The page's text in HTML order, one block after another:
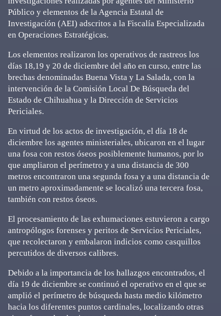
Público y elementos de la Agencia Estatal de
Investigación (AEI) adscritos a la Fiscalía Especializada
en Operaciones Estratégicas.
Los elementos realizaron los operativos de rastreos los
días 18,19 y 20 de diciembre del año en curso, entre las
brechas denominadas Buena Vista y La Salada, con la
intervención de la Comisión Local De Búsqueda del
Estado de Chihuahua y la Dirección de Servicios
Periciales.
En virtud de los actos de investigación, el día 18 de
diciembre los agentes ministeriales, ubicaron en el lugar
una fosa con restos óseos posiblemente humanos, por lo
que ampliaron el perímetro y a una distancia de 300
metros encontraron una segunda fosa y a una distancia de
un metro aproximadamente se localizó una tercera fosa,
también con restos óseos.
El procesamiento de las exhumaciones estuvieron a cargo
antropólogos forenses y peritos de Servicios Periciales,
que recolectaron y embalaron indicios como casquillos
percutidos de diversos calibres.
Debido a la importancia de los hallazgos encontrados, el
día 19 de diciembre se continuó el operativo en el que se
amplió el perímetro de búsqueda hasta medio kilómetro
hacia los diferentes puntos cardinales, localizando otras